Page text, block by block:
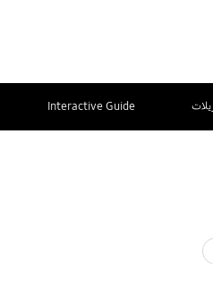
Interactive Guide